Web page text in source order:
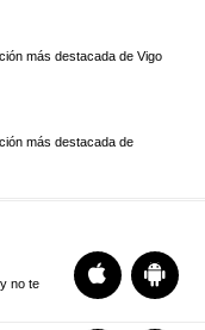
más destacada de Vigo
más destacada de
no te